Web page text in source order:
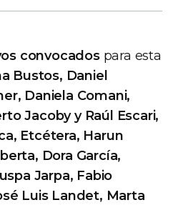
convocadospara esta
Bustos, Daniel
Daniela Comani,
Jacoby y Raúl Escari,
Etcétera, Harun
Dora García,
Jarpa, Fabio
Luis Landet, Marta